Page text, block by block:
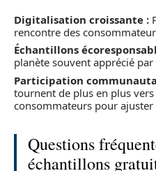
Digitalisation croissante :
rencontre des
Échantillons
planète souvent apprécié
Participation
tournent de plus en plus
consommateurs pour ajuster
Questions
échantillons